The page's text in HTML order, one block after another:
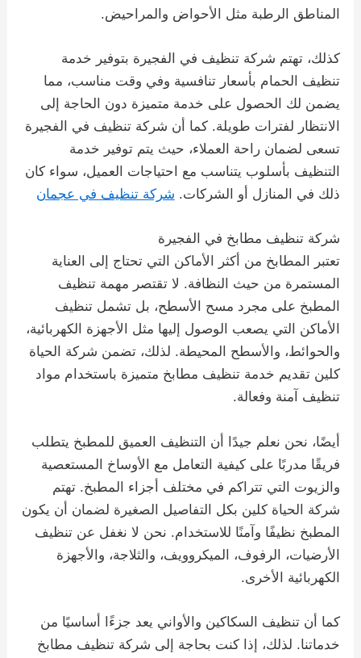
المناطق الرطبة مثل الأحواض والمراحيض.
كذلك، تهتم شركة تنظيف في الفجيرة بتوفير خدمة
تنظيف الحمام بأسعار تنافسية وفي وقت مناسب، مما
يضمن لك الحصول على خدمة متميزة دون الحاجة إلى
الانتظار لفترات طويلة. كما أن شركة تنظيف في الفجيرة
تسعى لضمان راحة العملاء، حيث يتم توفير خدمة
التنظيف بأسلوب يتناسب مع احتياجات العميل، سواء كان
ذلك في المنازل أو الشركات. شركة تنظيف في عجمان
شركة تنظيف مطابخ في الفجيرة
تعتبر المطابخ من أكثر الأماكن التي تحتاج إلى العناية
المستمرة من حيث النظافة. لا تقتصر مهمة تنظيف
المطبخ على مجرد مسح الأسطح، بل تشمل تنظيف
الأماكن التي يصعب الوصول إليها مثل الأجهزة الكهربائية،
والحوائط، والأسطح المحيطة. لذلك، تضمن شركة الحياة
كلين تقديم خدمة تنظيف مطابخ متميزة باستخدام مواد
تنظيف آمنة وفعالة.
أيضًا، نحن نعلم جيدًا أن التنظيف العميق للمطبخ يتطلب
فريقًا مدربًا على كيفية التعامل مع الأوساخ المستعصية
والزيوت التي تتراكم في مختلف أجزاء المطبخ. تهتم
شركة الحياة كلين بكل التفاصيل الصغيرة لضمان أن يكون
المطبخ نظيفًا وآمنًا للاستخدام. نحن لا نغفل عن تنظيف
الأرضيات، الرفوف، الميكروويف، والثلاجة، والأجهزة
الكهربائية الأخرى.
كما أن تنظيف السكاكين والأواني يعد جزءًا أساسيًا من
خدماتنا. لذلك، إذا كنت بحاجة إلى شركة تنظيف مطابخ